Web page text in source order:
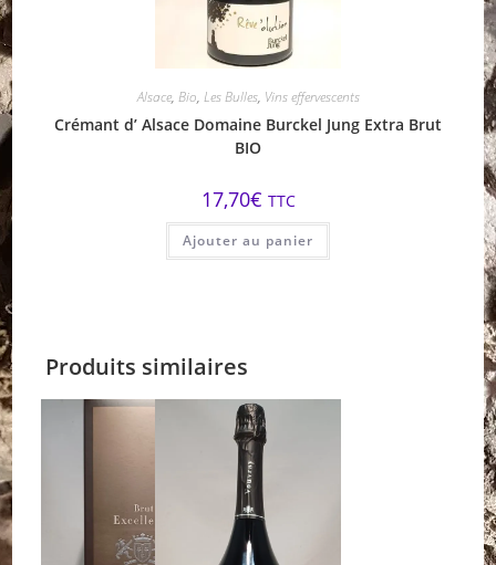
Alsace, Bio, Les Bulles, Vins effervescents
Crémant d’ Alsace Domaine Burckel Jung Extra Brut
BIO
17,70€ TTC
Ajouter au panier
Produits similaires